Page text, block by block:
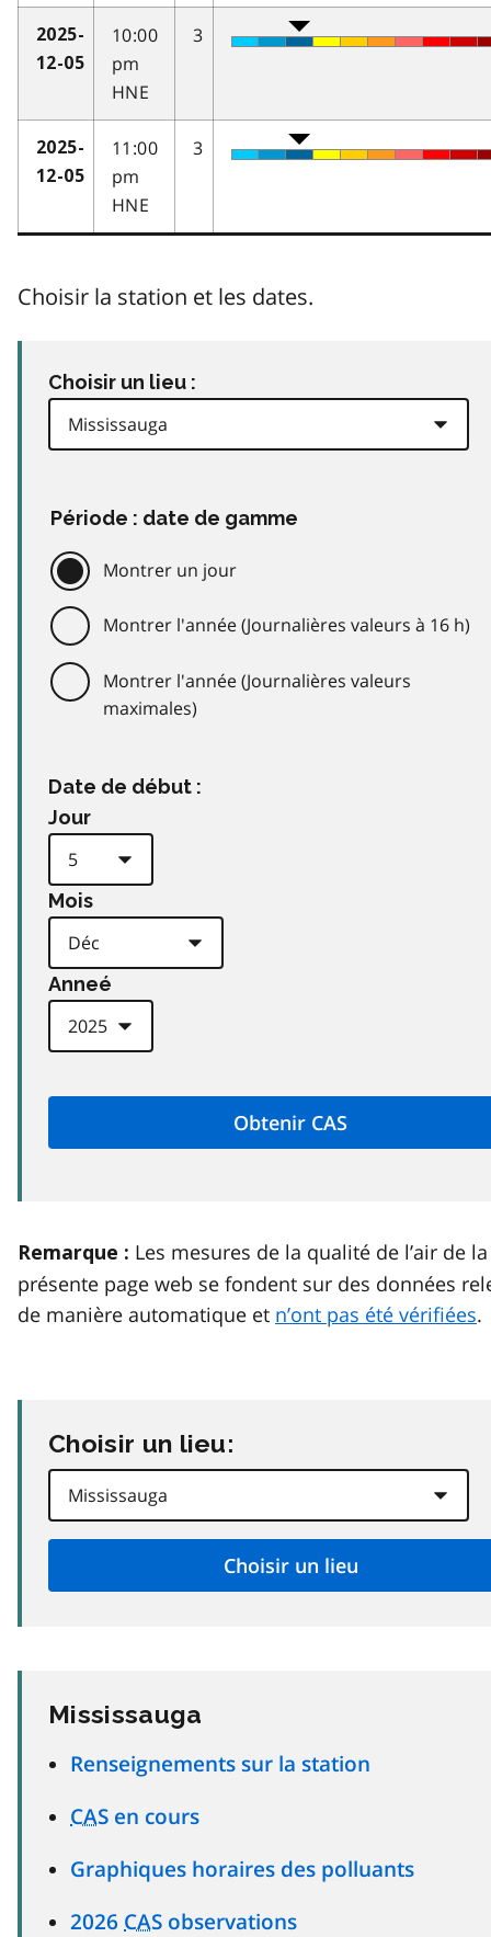
2025-
12-05
10:00
pm
HNE
3
2025-
12-05
11:00
pm
HNE
3
Choisir la station et les dates.
Choisir un lieu :
Période : date de gamme
Montrer un jour
Montrer l'année (Journalières valeurs à 16 h)
Montrer l'année (Journalières valeurs
maximales)
Date de début :
Jour
Mois
Anneé
Remarque : Les mesures de la qualité de l’air de la
présente page web se fondent sur des données
de manière automatique et n’ont pas été vérifiées.
Choisir un lieu:
Mississauga
Renseignements sur la station
CAS en cours
Graphiques horaires des polluants
2026 CAS observations